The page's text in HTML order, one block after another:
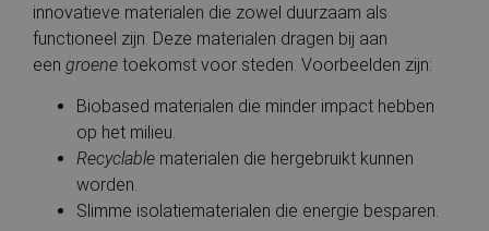
innovatieve materialen die zowel duurzaam als
functioneel zijn. Deze materialen dragen bij aan
een groene toekomst voor steden. Voorbeelden zijn:
Biobased materialen die minder impact hebben
op het milieu.
Recyclable materialen die hergebruikt kunnen
worden.
Slimme isolatiematerialen die energie besparen.